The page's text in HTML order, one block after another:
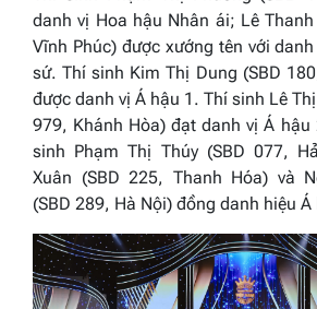
danh vị Hoa hậu Nhân ái; Lê
Vĩnh Phúc) được xướng tên với
sứ. Thí sinh Kim Thị Dung (SBD
được danh vị Á hậu 1. Thí sinh Lê
979, Khánh Hòa) đạt danh vị Á
sinh Phạm Thị Thúy (SBD 077,
Xuân (SBD 225, Thanh Hóa) và
(SBD 289, Hà Nội) đồng danh hiệu Á